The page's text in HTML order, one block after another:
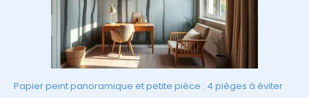
Papier peint panoramique et petite pièce : 4 pièges à éviter